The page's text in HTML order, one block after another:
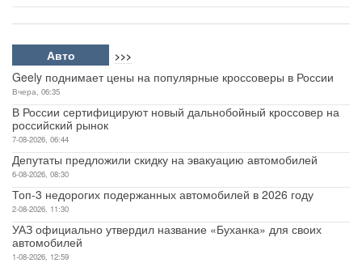
Авто >>>
Geely поднимает цены на популярные кроссоверы в России
Вчера, 06:35
В России сертифицируют новый дальнобойный кроссовер на
российский рынок
7-08-2026, 06:44
Депутаты предложили скидку на эвакуацию автомобилей
6-08-2026, 08:30
Топ-3 недорогих подержанных автомобилей в 2026 году
2-08-2026, 11:30
УАЗ официально утвердил название «Буханка» для своих
автомобилей
1-08-2026, 12:59